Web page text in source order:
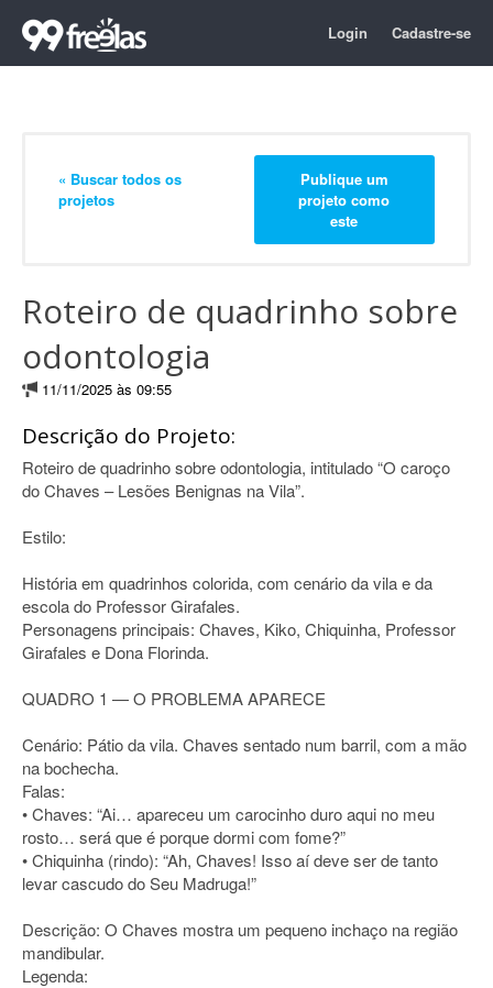
Login Cadastre-se
« Buscar todos os
projetos
Publique um
projeto como
este
Roteiro de quadrinho sobre
odontologia
11/11/2025 às 09:55
Descrição do Projeto:
Roteiro de quadrinho sobre odontologia, intitulado “O caroço
do Chaves – Lesões Benignas na Vila”.
Estilo:
História em quadrinhos colorida, com cenário da vila e da
escola do Professor Girafales.
Personagens principais: Chaves, Kiko, Chiquinha, Professor
Girafales e Dona Florinda.
QUADRO 1 — O PROBLEMA APARECE
Cenário: Pátio da vila. Chaves sentado num barril, com a mão
na bochecha.
Falas:
• Chaves: “Ai… apareceu um carocinho duro aqui no meu
rosto… será que é porque dormi com fome?”
• Chiquinha (rindo): “Ah, Chaves! Isso aí deve ser de tanto
levar cascudo do Seu Madruga!”
Descrição: O Chaves mostra um pequeno inchaço na região
mandibular.
Legenda: